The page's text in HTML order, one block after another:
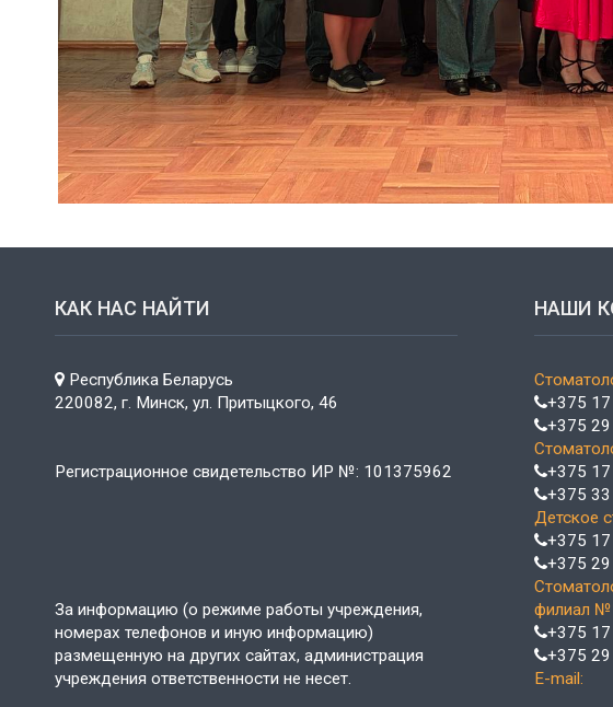
КАК НАС НАЙТИ
Республика Беларусь
220082, г. Минск, ул. Притыцкого, 46
Регистрационное свидетельство ИР №: 101375962
За информацию (о режиме работы учреждения,
номерах телефонов и иную информацию)
размещенную на других сайтах, администрация
учреждения ответственности не несет.
НАШИ
+375
+375
+375
+375
Детское
+375
+375
филиал
+375
+375
E-mail: